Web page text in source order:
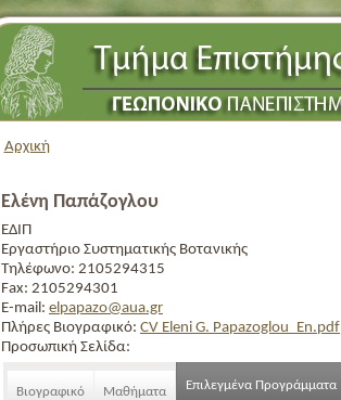
Αρχική
Ελένη Παπάζογλου
ΕΔΙΠ
Εργαστήριο Συστηματικής Βοτανικής
Τηλέφωνο: 2105294315
Fax: 2105294301
E-mail: elpapazo@aua.gr
Πλήρες Βιογραφικό: CV Eleni G. Papazoglou_En.pdf
Προσωπική Σελίδα:
Βιογραφικό Μαθήματα Επιλεγμένα Προγράμματα